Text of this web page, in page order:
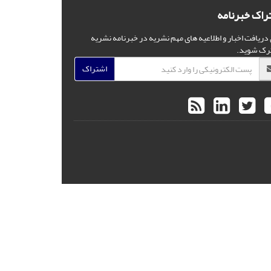
خبرنامه
دریافت اخبار و اطلاعیه های مهم نشریه در خبرنامه نشریه
شوید.
اشتراک